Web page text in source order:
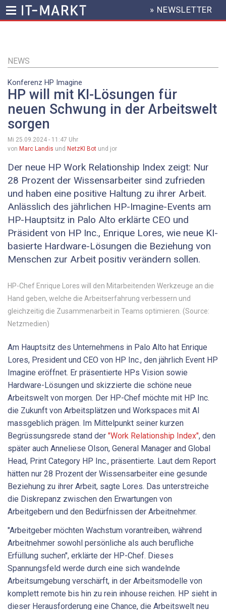
Inhalt
HEADER
MENU
» NEWSLETTER
NEWS
Konferenz HP Imagine
HP will mit KI-Lösungen für
neuen Schwung in der Arbeitswelt
sorgen
Mi 25.09.2024 - 11:47 Uhr
von Marc Landis und NetzKI Bot und jor
Der neue HP Work Relationship Index zeigt: Nur
28 Prozent der Wissensarbeiter sind zufrieden
und haben eine positive Haltung zu ihrer Arbeit.
Anlässlich des jährlichen HP-Imagine-Events am
HP-Hauptsitz in Palo Alto erklärte CEO und
Präsident von HP Inc., Enrique Lores, wie neue KI-
basierte Hardware-Lösungen die Beziehung von
Menschen zur Arbeit positiv verändern sollen.
HP-Chef Enrique Lores will den Mitarbeitenden Werkzeuge an die
Hand geben, welche die Arbeitserfahrung verbessern und
gleichzeitig die Zusammenarbeit in Teams optimieren. (Source:
Netzmedien)
Am Hauptsitz des Unternehmens in Palo Alto hat Enrique
Lores, President und CEO von HP Inc., den jährlich Event HP
Imagine eröffnet. Er präsentierte HPs Vision sowie
Hardware-Lösungen und skizzierte die schöne neue
Arbeitswelt von morgen. Der HP-Chef möchte mit HP Inc.
die Zukunft von Arbeitsplätzen und Workspaces mit AI
massgeblich prägen. Im Mittelpunkt seiner kurzen
Begrüssungsrede stand der "Work Relationship Index", den
später auch Anneliese Olson, General Manager and Global
Head, Print Category HP Inc., präsentierte. Laut dem Report
hätten nur 28 Prozent der Wissensarbeiter eine gesunde
Beziehung zu ihrer Arbeit, sagte Lores. Das unterstreiche
die Diskrepanz zwischen den Erwartungen von
Arbeitgebern und den Bedürfnissen der Arbeitnehmer.
"Arbeitgeber möchten Wachstum vorantreiben, während
Arbeitnehmer sowohl persönliche als auch berufliche
Erfüllung suchen", erklärte der HP-Chef. Dieses
Spannungsfeld werde durch eine sich wandelnde
Arbeitsumgebung verschärft, in der Arbeitsmodelle von
komplett remote bis hin zu rein inhouse reichen. HP sieht in
dieser Herausforderung eine Chance, die Arbeitswelt neu